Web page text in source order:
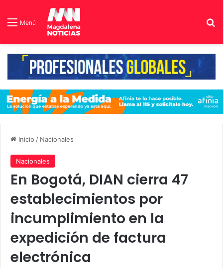
Menú
Inicio / Nacionales
Nacionales
En Bogotá, DIAN cierra 47
establecimientos por
incumplimiento en la
expedición de factura
electrónica